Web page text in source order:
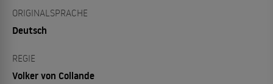
ORIGINALSPRACHE
Deutsch
REGIE
Volker von Collande